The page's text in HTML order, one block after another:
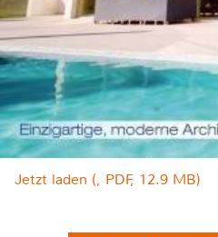
Jetzt laden (, PDF, 12.9 MB)